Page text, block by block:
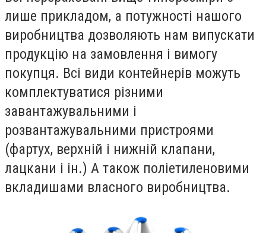
лише прикладом, а потужності нашого
виробництва дозволяють нам випускати
продукцію на замовлення і вимогу
покупця. Всі види контейнерів можуть
комплектуватися різними
завантажувальними і
розвантажувальними пристроями
(фартух, верхній і нижній клапани,
лацкани і ін.) А також поліетиленовими
вкладишами власного виробництва.